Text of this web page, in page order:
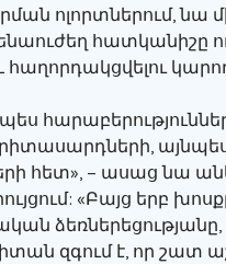
ոլորտներում, նա
հատկանիշը
հաղորդակցվելու
հարաբերություններ
այնպես
հետ», – ասաց նա
«Բայց երբ
ձեռներեցությանը,
զգում է, որ շատ